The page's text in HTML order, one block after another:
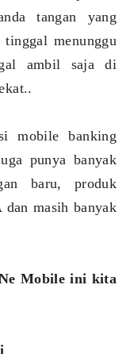
tangan yang
menunggu
ambil saja di
mobile banking
punya banyak
baru, produk
masih banyak
Mobile ini kita